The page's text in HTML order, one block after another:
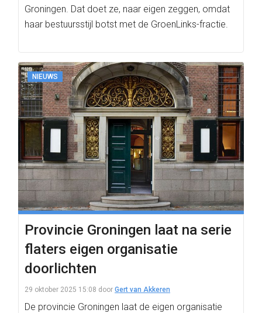
Groningen. Dat doet ze, naar eigen zeggen, omdat
haar bestuursstijl botst met de GroenLinks-fractie.
NIEUWS
Provincie Groningen laat na serie
flaters eigen organisatie
doorlichten
29 oktober 2025 15:08 door Gert van Akkeren
De provincie Groningen laat de eigen organisatie